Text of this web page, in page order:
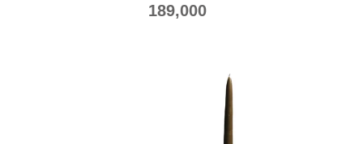
189,000